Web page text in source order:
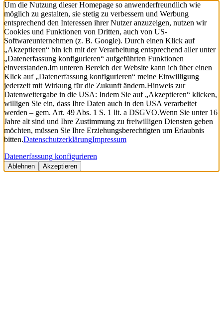
Um die Nutzung dieser Homepage so anwenderfreundlich wie
möglich zu gestalten, sie stetig zu verbessern und Werbung
entsprechend den Interessen ihrer Nutzer anzuzeigen, nutzen wir
Cookies und Funktionen von Dritten, auch von US-
Softwareunternehmen (z. B. Google). Durch einen Klick auf
„Akzeptieren“ bin ich mit der Verarbeitung entsprechend aller unter
„Datenerfassung konfigurieren“ aufgeführten Funktionen
einverstanden.Im unteren Bereich der Website kann ich über einen
Klick auf „Datenerfassung konfigurieren“ meine Einwilligung
jederzeit mit Wirkung für die Zukunft ändern.Hinweis zur
Datenweitergabe in die USA: Indem Sie auf „Akzeptieren“ klicken,
willigen Sie ein, dass Ihre Daten auch in den USA verarbeitet
werden – gem. Art. 49 Abs. 1 S. 1 lit. a DSGVO.Wenn Sie unter 16
Jahre alt sind und Ihre Zustimmung zu freiwilligen Diensten geben
möchten, müssen Sie Ihre Erziehungsberechtigten um Erlaubnis
bitten.DatenschutzerklärungImpressum
Datenerfassung konfigurieren
Ablehnen Akzeptieren